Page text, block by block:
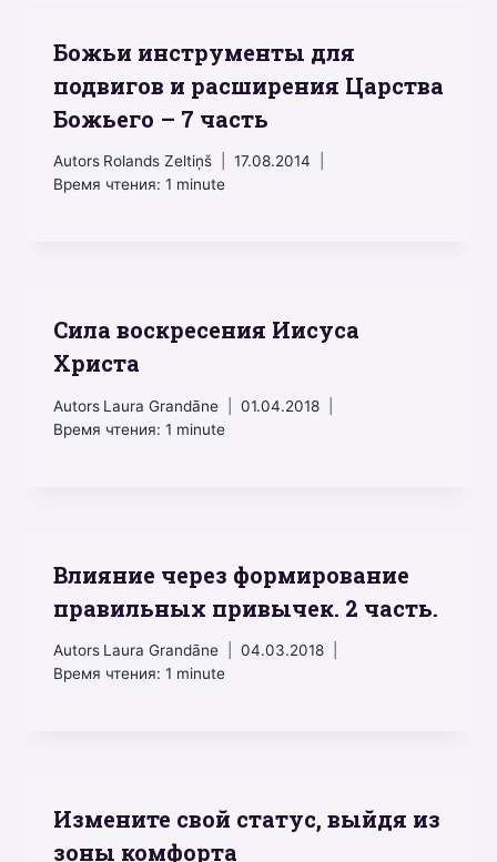
Божьи инструменты для
подвигов и расширения Царства
Божьего – 7 часть
Autors Rolands Zeltiņš
17.08.2014
Время чтения: 1 minute
Сила воскресения Иисуса
Христа
Autors Laura Grandāne
01.04.2018
Время чтения: 1 minute
Влияние через формирование
правильных привычек. 2 часть.
Autors Laura Grandāne
04.03.2018
Время чтения: 1 minute
Измените свой статус, выйдя из
зоны комфорта